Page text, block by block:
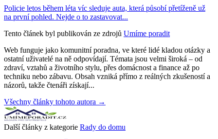
Policie letos během léta víc sleduje auta, která působí přetíženě už
na první pohled. Nejde o to zastavovat...
Tento článek byl publikován ze zdrojů Umíme poradit
Web funguje jako komunitní poradna, ve které lidé kladou otázky a
ostatní uživatelé na ně odpovídají. Témata jsou velmi široká – od
zdraví, vztahů a životního stylu, přes domácnost a finance až po
techniku nebo zábavu. Obsah vzniká přímo z reálných zkušeností a
názorů, takže čtenáři získají...
Všechny články tohoto autora →
Další články z kategorie Rady do domu